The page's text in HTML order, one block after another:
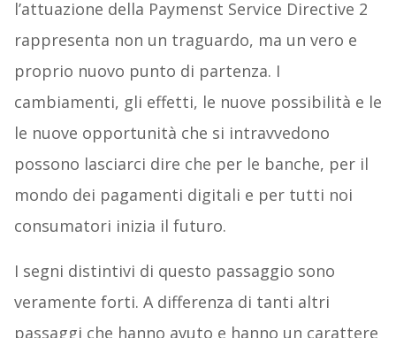
l’attuazione della Paymenst Service Directive 2
rappresenta non un traguardo, ma un vero e
proprio nuovo punto di partenza. I
cambiamenti, gli effetti, le nuove possibilità e le
le nuove opportunità che si intravvedono
possono lasciarci dire che per le banche, per il
mondo dei pagamenti digitali e per tutti noi
consumatori inizia il futuro.
I segni distintivi di questo passaggio sono
veramente forti. A differenza di tanti altri
passaggi che hanno avuto e hanno un carattere